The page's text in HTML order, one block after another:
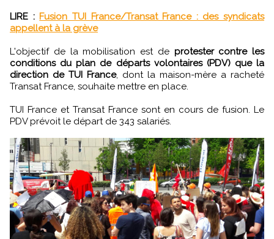
LIRE : Fusion TUI France/Transat France : des syndicats
appellent à la grève
L'objectif de la mobilisation est de protester contre les
conditions du plan de départs volontaires (PDV) que la
direction de TUI France, dont la maison-mère a racheté
Transat France, souhaite mettre en place.
TUI France et Transat France sont en cours de fusion. Le
PDV prévoit le départ de 343 salariés.